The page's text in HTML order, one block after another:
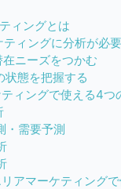
ィングとは
ティングに分析が必
在ニーズをつかむ
状態を把握する
ィングで使える4つ
・需要予測
リアマーケティング